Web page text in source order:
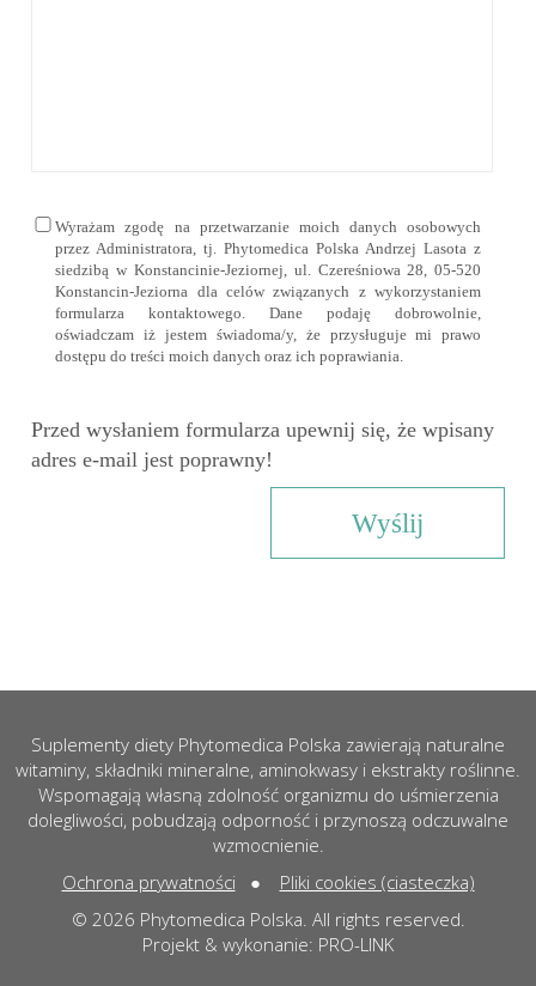
Wyrażam zgodę na przetwarzanie moich danych osobowych
przez Administratora, tj. Phytomedica Polska Andrzej Lasota z
siedzibą w Konstancinie-Jeziornej, ul. Czereśniowa 28, 05-520
Konstancin-Jeziorna dla celów związanych z wykorzystaniem
formularza kontaktowego. Dane podaję dobrowolnie,
oświadczam iż jestem świadoma/y, że przysługuje mi prawo
dostępu do treści moich danych oraz ich poprawiania.
Przed wysłaniem formularza upewnij się, że wpisany
adres e-mail jest poprawny!
Suplementy diety Phytomedica Polska zawierają naturalne
witaminy, składniki mineralne, aminokwasy i ekstrakty roślinne.
Wspomagają własną zdolność organizmu do uśmierzenia
dolegliwości, pobudzają odporność i przynoszą odczuwalne
wzmocnienie.
Ochrona prywatności ● Pliki cookies (ciasteczka)
© 2026 Phytomedica Polska. All rights reserved.
Projekt & wykonanie: PRO-LINK